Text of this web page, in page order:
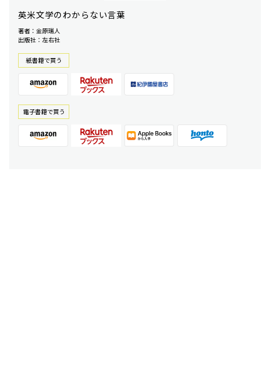
英米文学のわからない言葉
著者：金原瑞人
出版社：左右社
紙書籍で買う
電⼦書籍で買う